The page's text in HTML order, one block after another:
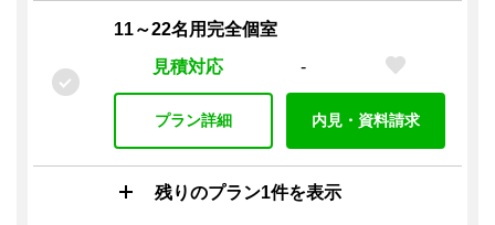
11～22名用完全個室
見積対応
-
プラン詳細 内見・資料請求
残りのプラン1件を表示